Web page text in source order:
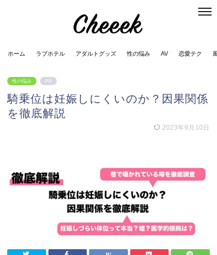
ホーム ラブホテル アダルトグッズ 性の悩み AV 恋愛テク
性の悩み PR
騎乗位は妊娠しにくいのか？因果関係
を徹底解説
2023年9月10日